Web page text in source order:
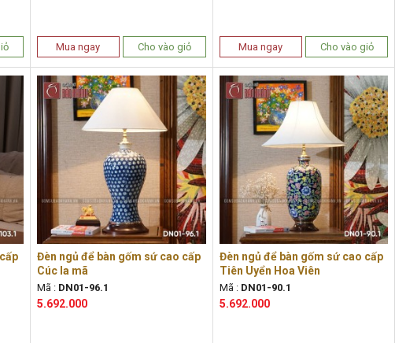
Mua ngay Cho vào giỏ Mua ngay Cho vào giỏ
Đèn ngủ để bàn gốm sứ cao cấp
Cúc la mã
Mã : DN01-96.1
5.692.000
Đèn ngủ để bàn gốm sứ cao cấp
Tiên Uyển Hoa Viên
Mã : DN01-90.1
5.692.000